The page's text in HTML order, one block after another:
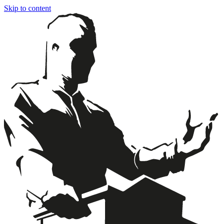
Skip to content